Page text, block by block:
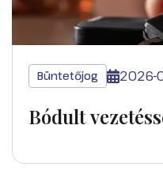
Büntetőjog 2026-
Bódult